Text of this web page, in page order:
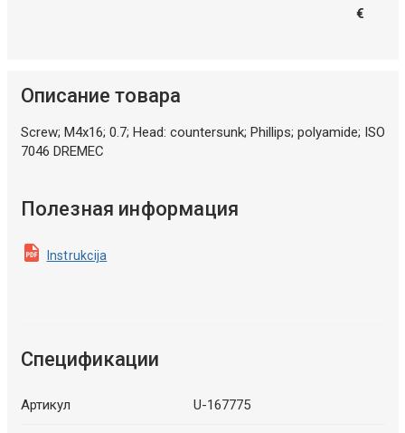
€
Описание товара
Screw; M4x16; 0.7; Head: countersunk; Phillips; polyamide; ISO
7046 DREMEC
Полезная информация
Instrukcija
Спецификации
Артикул U-167775